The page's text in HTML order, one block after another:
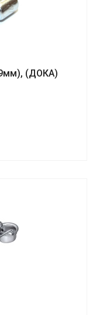
(ДОКА)